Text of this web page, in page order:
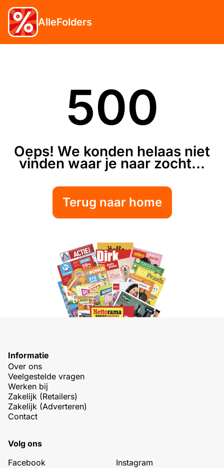
AlleFolders
500
Oeps! We konden helaas niet
vinden waar je naar zocht...
Terug naar home
Informatie
Over ons
Veelgestelde vragen
Werken bij
Zakelijk (Retailers)
Zakelijk (Adverteren)
Contact
Volg ons
Facebook
Instagram